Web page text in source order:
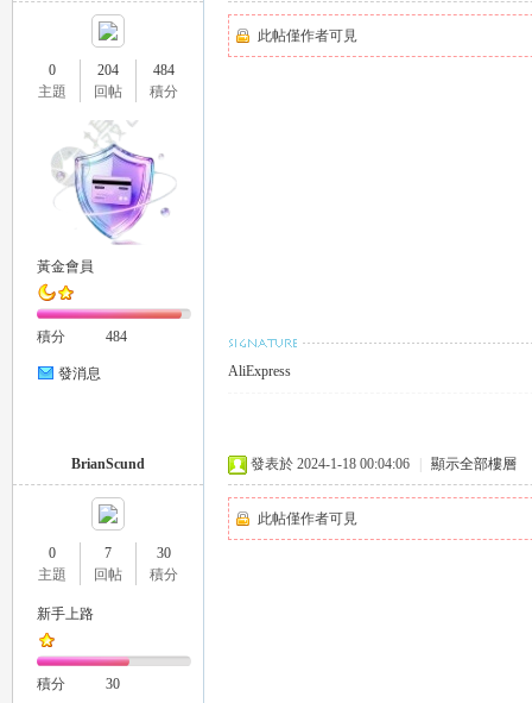
0
主題
204
回帖
484
積分
黃金會員
積分 484
發消息
此帖僅作者可見
AliExpress
BrianScund
0
主題
7
回帖
30
積分
新手上路
積分 30
發表於 2024-1-18 00:04:06 顯示全部樓層
此帖僅作者可見